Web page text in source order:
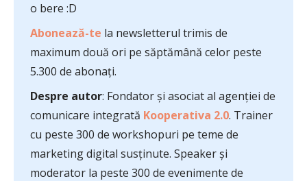
o bere :D
Abonează-te la newsletterul trimis de
maximum două ori pe săptămână celor peste
5.300 de abonați.
Despre autor: Fondator și asociat al agenției de
comunicare integrată Kooperativa 2.0. Trainer
cu peste 300 de workshopuri pe teme de
marketing digital susținute. Speaker și
moderator la peste 300 de evenimente de